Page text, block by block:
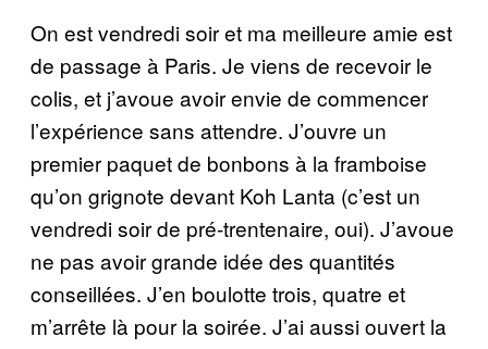
On est vendredi soir et ma meilleure amie est
de passage à Paris. Je viens de recevoir le
colis, et j’avoue avoir envie de commencer
l’expérience sans attendre. J’ouvre un
premier paquet de bonbons à la framboise
qu’on grignote devant Koh Lanta (c’est un
vendredi soir de pré-trentenaire, oui). J’avoue
ne pas avoir grande idée des quantités
conseillées. J’en boulotte trois, quatre et
m’arrête là pour la soirée. J’ai aussi ouvert la